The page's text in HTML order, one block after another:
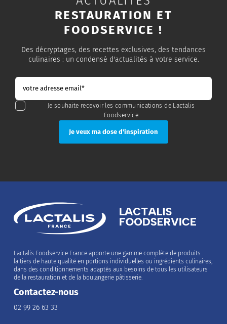
RESTAURATION ET
FOODSERVICE !
Des décryptages, des recettes exclusives, des tendances
culinaires : un condensé d'actualités à votre service.
Je souhaite recevoir les communications de Lactalis
Foodservice
Lactalis Foodservice France apporte une gamme complète de produits
laitiers de haute qualité en portions individuelles ou ingrédients culinaires,
dans des conditionnements adaptés aux besoins de tous les utilisateurs
de la restauration et de la boulangerie pâtisserie.
Contactez-nous
02 99 26 63 33